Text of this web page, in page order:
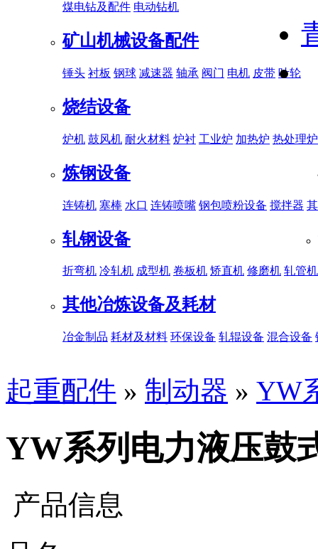
煤电钻及配件 电动钻机
矿山机械设备配件
锤头 衬板 钢球 减速器 轴承 阀门 电机 皮带 叶轮
烧结设备
炉机 鼓风机 耐火材料 炉衬 工业炉 加热炉 热处理炉
炼钢设备
连铸机 塞棒 水口 连铸喷嘴 钢包喷粉设备 搅拌器
轧钢设备
折弯机 冷轧机 成型机 卷板机 矫直机 修磨机 轧管机
其他冶炼设备及耗材
冶金制品 耗材及材料 环保设备 轧辊设备 混合设备
起重配件 » 制动器 » YW
YW系列电力液压鼓
产品信息